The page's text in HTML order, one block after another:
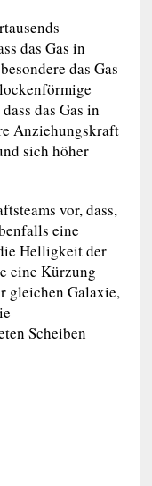
das Gas in
das Gas
das Gas in
Anziehungskraft
sich höher
vor, dass,
eine
Helligkeit der
eine Kürzung
gleichen Galaxie,
Scheiben